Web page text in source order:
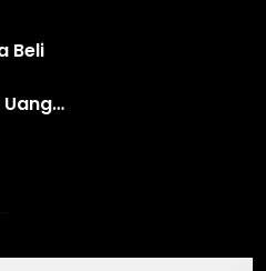
Beli